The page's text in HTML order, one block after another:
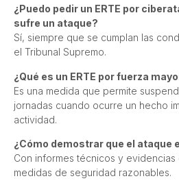
¿Puedo pedir un ERTE por
sufre un ataque?
Sí, siempre que se cumplan las
el Tribunal Supremo.
¿Qué es un ERTE por fuerza
Es una medida que permite
jornadas cuando ocurre un hecho
actividad.
¿Cómo demostrar que el ataque
Con informes técnicos y
medidas de seguridad razonables.